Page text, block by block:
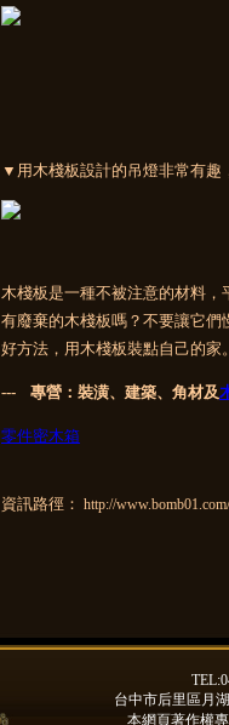
▼用木棧板設計的吊燈非常有趣
木棧板是一種不被注意的材料
有廢棄的木棧板嗎？不要讓它
好方法，用木棧板裝點自己的家
--- 專營：裝潢、建築、角材及
零件密木箱
資訊路徑： http://
台中市后里區月
本網頁著作權